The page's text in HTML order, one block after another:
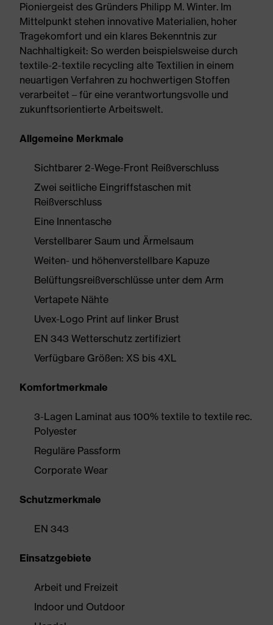
Pioniergeist des Gründers Philipp M. Winter. Im
Mittelpunkt stehen innovative Materialien, hoher
Tragekomfort und ein klares Bekenntnis zur
Nachhaltigkeit: So werden beispielsweise durch
textile-2-textile recycling alte Textilien in einem
neuartigen Verfahren zu hochwertigen Stoffen
verarbeitet – für eine verantwortungsvolle und
zukunftsorientierte Arbeitswelt.
Allgemeine Merkmale
Sichtbarer 2-Wege-Front Reißverschluss
Zwei seitliche Eingriffstaschen mit
Reißverschluss
Eine Innentasche
Verstellbarer Saum und Ärmelsaum
Weiten- und höhenverstellbare Kapuze
Belüftungsreißverschlüsse unter dem Arm
Vertapete Nähte
Uvex-Logo Print auf linker Brust
EN 343 Wetterschutz zertifiziert
Verfügbare Größen: XS bis 4XL
Komfortmerkmale
3-Lagen Laminat aus 100% textile to textile rec.
Polyester
Reguläre Passform
Corporate Wear
Schutzmerkmale
EN 343
Einsatzgebiete
Arbeit und Freizeit
Indoor und Outdoor